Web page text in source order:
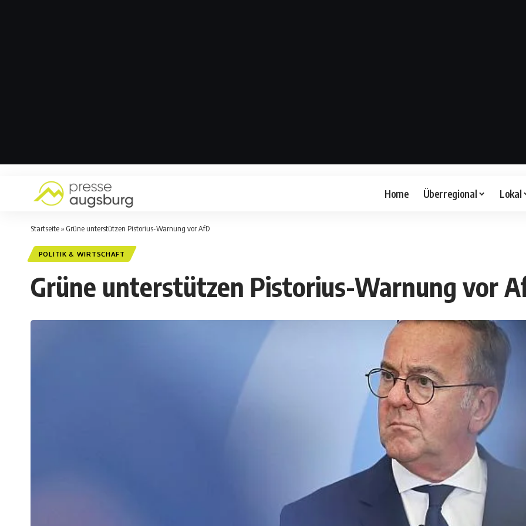
Home Überregional Lokal
Startseite» Grüne unterstützen Pistorius-Warnung vor AfD
POLITIK & WIRTSCHAFT
Grüne unterstützen Pistorius-Warnung vor